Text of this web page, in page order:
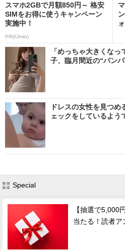
スマホ2GBで月額850円～ 格安
SIMをお得に使うキャンペーン
実施中！
PR(IIJmio)
「めっちゃ大きくな
子、臨月間近の“パン
ドレスの女性を見つ
ェックをしているよ
Special
【抽選で5,000
当たる！読者ア